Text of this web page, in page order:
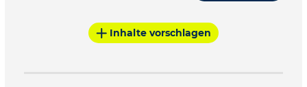
Inhalte vorschlagen